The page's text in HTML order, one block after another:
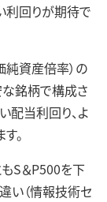
利回りが期待で
純資産倍率）の
な銘柄で構成さ
配当利回り、よ
。
S＆P500を下
い（情報技術セ